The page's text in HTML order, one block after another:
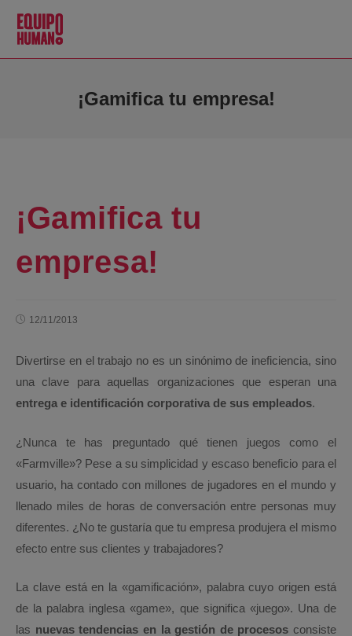
¡Gamifica tu empresa!
¡Gamifica tu
empresa!
12/11/2013
Divertirse en el trabajo no es un sinónimo de ineficiencia, sino
una clave para aquellas organizaciones que esperan una
entrega e identificación corporativa de sus empleados.
¿Nunca te has preguntado qué tienen juegos como el
«Farmville»? Pese a su simplicidad y escaso beneficio para el
usuario, ha contado con millones de jugadores en el mundo y
llenado miles de horas de conversación entre personas muy
diferentes. ¿No te gustaría que tu empresa produjera el mismo
efecto entre sus clientes y trabajadores?
La clave está en la «gamificación», palabra cuyo origen está
de la palabra inglesa «game», que significa «juego». Una de
las nuevas tendencias en la gestión de procesos consiste